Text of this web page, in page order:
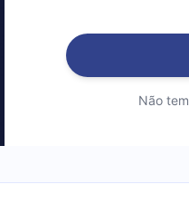
Não